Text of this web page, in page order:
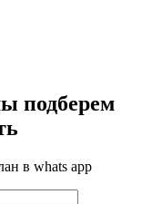
подберем
в whats app